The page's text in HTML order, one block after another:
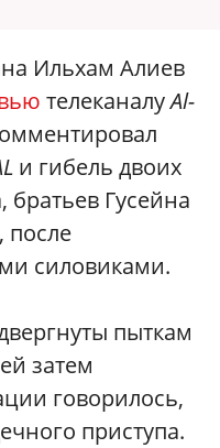
Ильхам Алиев
телеканалуAl-
и гибель двоих
Гусейна
после
силовиками.
пыткам
затем
говорилось,
приступа.